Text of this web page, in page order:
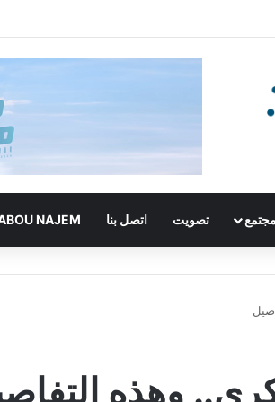
مجتمع تصويت اتصل بنا NAJEM
وهذه